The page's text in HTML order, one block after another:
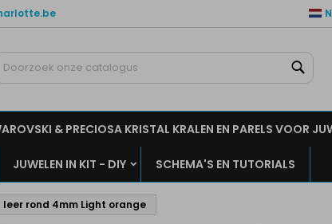
& PRECIOSA KRISTAL KRALEN EN PARELS VOOR
JUWELEN IN KIT - DIY SCHEMA'S EN TUTORIALS
leer rond 4mm Light orange
verlanglijsten
een lijst
een verlanglijst
ingelogd zijn om producten in uw verlanglijst op te slaan.
Annuleren